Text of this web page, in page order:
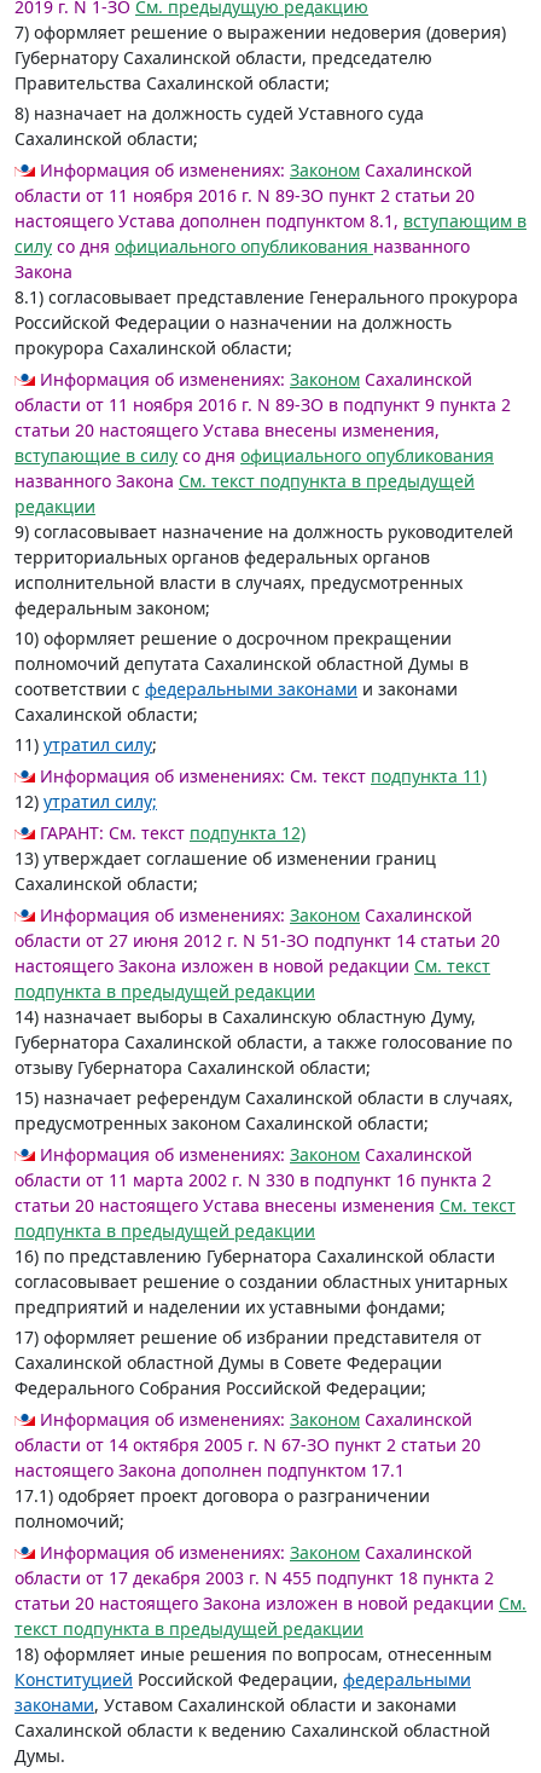
2019 г. N 1-ЗО См. предыдущую редакцию
7) оформляет решение о выражении недоверия (доверия)
Губернатору Сахалинской области, председателю
Правительства Сахалинской области;
8) назначает на должность судей Уставного суда
Сахалинской области;
Информация об изменениях: Законом Сахалинской
области от 11 ноября 2016 г. N 89-ЗО пункт 2 статьи 20
настоящего Устава дополнен подпунктом 8.1, вступающим в
силу со дня официального опубликования названного
Закона
8.1) согласовывает представление Генерального прокурора
Российской Федерации о назначении на должность
прокурора Сахалинской области;
Информация об изменениях: Законом Сахалинской
области от 11 ноября 2016 г. N 89-ЗО в подпункт 9 пункта 2
статьи 20 настоящего Устава внесены изменения,
вступающие в силу со дня официального опубликования
названного Закона См. текст подпункта в предыдущей
редакции
9) согласовывает назначение на должность руководителей
территориальных органов федеральных органов
исполнительной власти в случаях, предусмотренных
федеральным законом;
10) оформляет решение о досрочном прекращении
полномочий депутата Сахалинской областной Думы в
соответствии с федеральными законами и законами
Сахалинской области;
11) утратил силу;
Информация об изменениях: См. текст подпункта 11)
12) утратил силу;
ГАРАНТ: См. текст подпункта 12)
13) утверждает соглашение об изменении границ
Сахалинской области;
Информация об изменениях: Законом Сахалинской
области от 27 июня 2012 г. N 51-ЗО подпункт 14 статьи 20
настоящего Закона изложен в новой редакции См. текст
подпункта в предыдущей редакции
14) назначает выборы в Сахалинскую областную Думу,
Губернатора Сахалинской области, а также голосование по
отзыву Губернатора Сахалинской области;
15) назначает референдум Сахалинской области в случаях,
предусмотренных законом Сахалинской области;
Информация об изменениях: Законом Сахалинской
области от 11 марта 2002 г. N 330 в подпункт 16 пункта 2
статьи 20 настоящего Устава внесены изменения См. текст
подпункта в предыдущей редакции
16) по представлению Губернатора Сахалинской области
согласовывает решение о создании областных унитарных
предприятий и наделении их уставными фондами;
17) оформляет решение об избрании представителя от
Сахалинской областной Думы в Совете Федерации
Федерального Собрания Российской Федерации;
Информация об изменениях: Законом Сахалинской
области от 14 октября 2005 г. N 67-ЗО пункт 2 статьи 20
настоящего Закона дополнен подпунктом 17.1
17.1) одобряет проект договора о разграничении
полномочий;
Информация об изменениях: Законом Сахалинской
области от 17 декабря 2003 г. N 455 подпункт 18 пункта 2
статьи 20 настоящего Закона изложен в новой редакции См.
текст подпункта в предыдущей редакции
18) оформляет иные решения по вопросам, отнесенным
Конституцией Российской Федерации, федеральными
законами, Уставом Сахалинской области и законами
Сахалинской области к ведению Сахалинской областной
Думы.